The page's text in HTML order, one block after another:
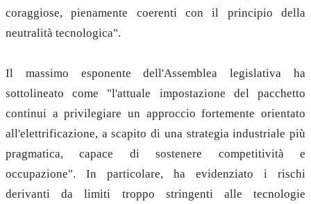
coraggiose, pienamente coerenti con il principio della
neutralità tecnologica".
Il massimo esponente dell'Assemblea legislativa ha
sottolineato come "l'attuale impostazione del pacchetto
continui a privilegiare un approccio fortemente orientato
all'elettrificazione, a scapito di una strategia industriale più
pragmatica, capace di sostenere competitività e
occupazione". In particolare, ha evidenziato i rischi
derivanti da limiti troppo stringenti alle tecnologie